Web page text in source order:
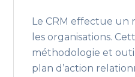
Le CRM effectue un
les organisations.
méthodologie et
plan d’action